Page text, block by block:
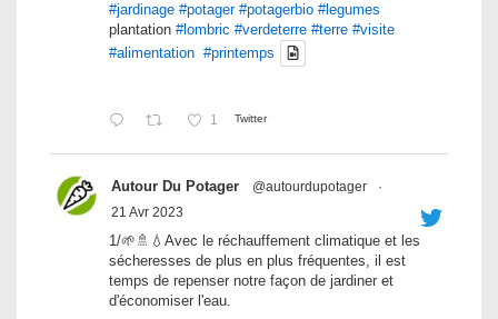
#jardinage #potager #potagerbio #legumes
plantation #lombric #verdeterre #terre #visite
#alimentation #printemps
1 Twitter
Autour Du Potager @autourdupotager
·
21 Avr 2023
1/🌱🚿💧Avec le réchauffement climatique et les
sécheresses de plus en plus fréquentes, il est
temps de repenser notre façon de jardiner et
d'économiser l'eau.